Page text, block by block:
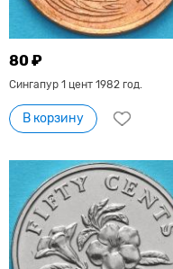
80 ₽
Сингапур 1 цент 1982 год.
В корзину